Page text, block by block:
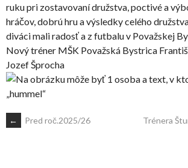
ruku pri zostavovaní družstva, poctivé a
hráčov, dobrú hru a výsledky celého
diváci mali radosť a z futbalu v Považskej
Nový tréner MŠK Považská Bystrica
Jozef Šprocha
POST
← Pred roč.2025/26
Trénera